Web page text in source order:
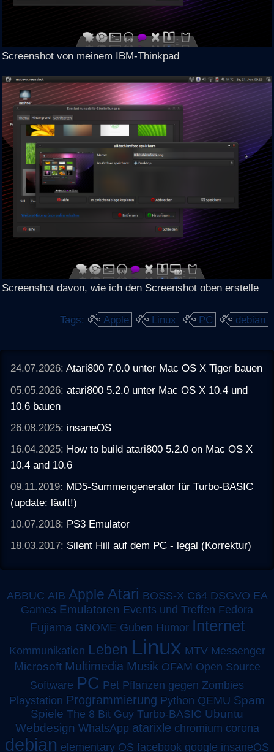
Screenshot von meinem IBM-Thinkpad
Screenshot davon, wie ich den Screenshot oben erstelle
Tags: Apple Linux PC debian
24.07.2026:Atari800 7.0.0 unter Mac OS X Tiger bauen
05.05.2026:atari800 5.2.0 unter Mac OS X 10.4 und
10.6 bauen
26.08.2025: insaneOS
16.04.2025: How to build atari800 5.2.0 on Mac OS X
10.4 and 10.6
09.11.2019: MD5-Summengenerator für Turbo-BASIC
(update: läuft!)
10.07.2018: PS3 Emulator
18.03.2017: Silent Hill auf dem PC - legal (Korrektur)
ABBUC AIB Apple Atari BOSS-X C64 DSGVO EA
Games Emulatoren Events und Treffen Fedora
Fujiama GNOME Guben Humor Internet
Kommunikation Leben Linux MTV Messenger
Microsoft Multimedia Musik OFAM Open Source
Software PC Pet Pflanzen gegen Zombies
Playstation Programmierung Python QEMU Spam
Spiele The 8 Bit Guy Turbo-BASIC Ubuntu
Webdesign WhatsApp atarixle chromium corona
debian elementary OS facebook google insaneOS